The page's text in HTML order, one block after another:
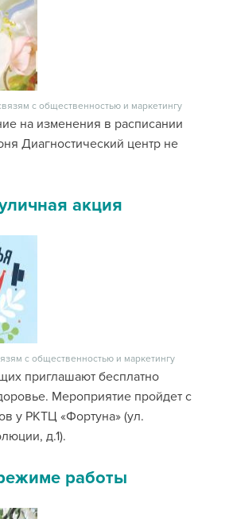
с общественностью и маркетингу
на изменения в расписании
Диагностический центр не
акция
с общественностью и маркетингу
приглашают бесплатно
Мероприятие пройдет с
у РКТЦ «Фортуна» (ул.
д.1).
работы